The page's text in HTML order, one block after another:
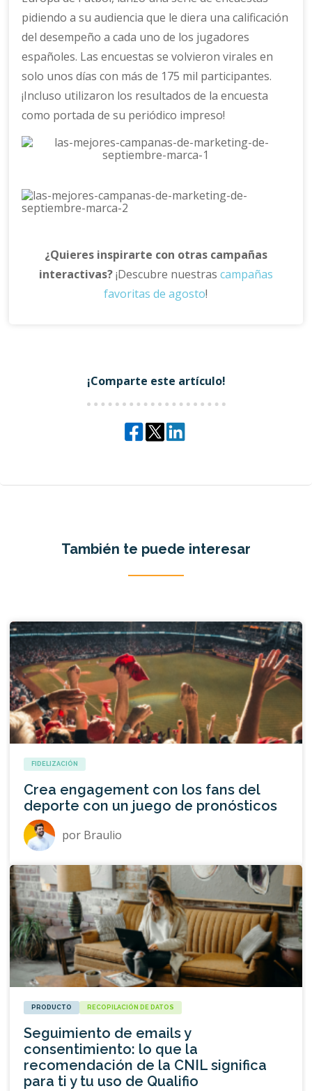
pidiendo a su audiencia que le diera una calificación
del desempeño a cada uno de los jugadores
españoles. Las encuestas se volvieron virales en
solo unos días con más de 175 mil participantes.
¡Incluso utilizaron los resultados de la encuesta
como portada de su periódico impreso!
¿Quieres inspirarte con otras campañas
interactivas?¡Descubre nuestras campañas
favoritas de agosto!
¡Comparte este artículo!
También te puede interesar
FIDELIZACIÓN
Crea engagement con los fans del
deporte con un juego de pronósticos
por Braulio
PRODUCTO RECOPILACIÓN DE DATOS
Seguimiento de emails y
consentimiento: lo que la
recomendación de la CNIL significa
para ti y tu uso de Qualifio